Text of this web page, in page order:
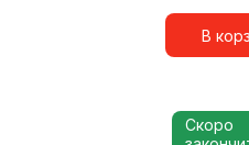
В
Скоро